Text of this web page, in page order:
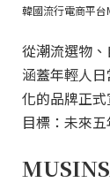
韓國流行電商平台
從潮流選物
涵蓋年輕人
化的品牌正
目標：未來